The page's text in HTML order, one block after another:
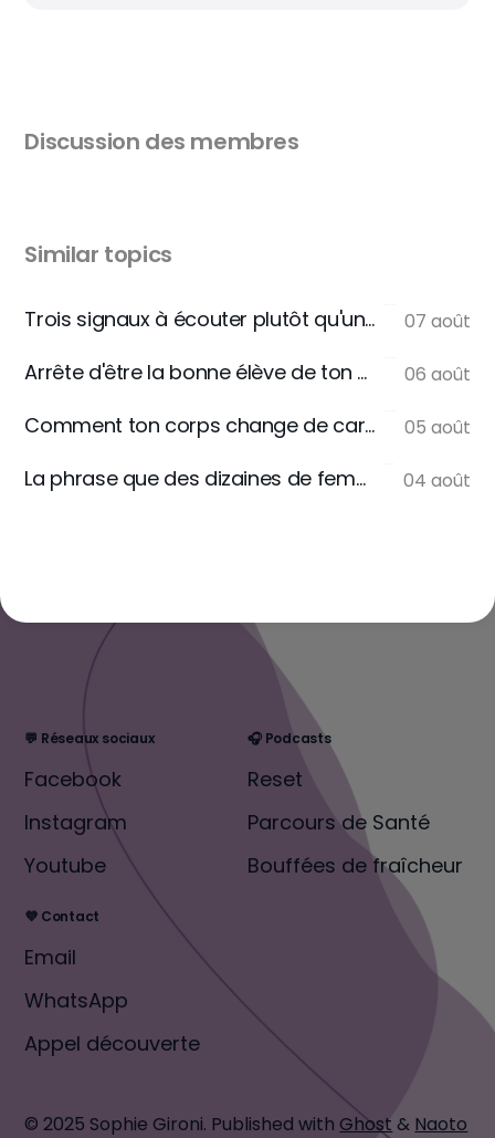
Discussion des membres
Similar topics
Trois signaux à écouter plutôt qu'une règle 07 août
Arrête d'être la bonne élève de ton assiette 06 août
Comment ton corps change de carburant 05 août
La phrase que des dizaines de femmes m'écrivent 04 août
💬 Réseaux sociaux
Facebook
Instagram
Youtube
🎧 Podcasts
Reset
Parcours de Santé
Bouffées de fraîcheur
💜 Contact
Email
WhatsApp
Appel découverte
© 2025 Sophie Gironi. Published withGhost & Naoto